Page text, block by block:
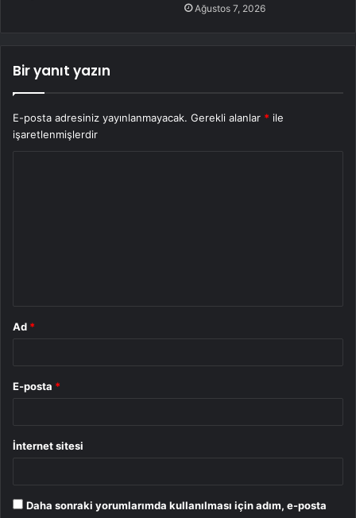
Ağustos 7, 2026
Bir yanıt yazın
E-posta adresiniz yayınlanmayacak. Gerekli alanlar * ile
işaretlenmişlerdir
Ad *
E-posta *
İnternet sitesi
Daha sonraki yorumlarımda kullanılması için adım, e-posta